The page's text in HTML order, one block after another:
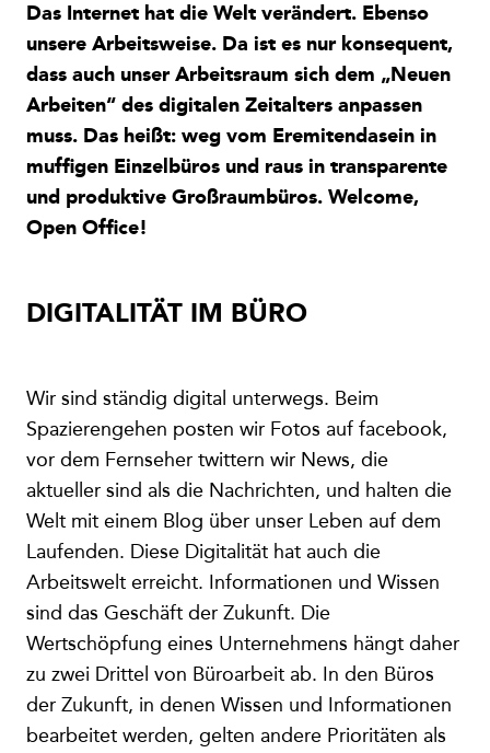
Das Internet hat die Welt verändert. Ebenso
unsere Arbeitsweise. Da ist es nur konsequent,
dass auch unser Arbeitsraum sich dem „Neuen
Arbeiten“ des digitalen Zeitalters anpassen
muss. Das heißt: weg vom Eremitendasein in
muffigen Einzelbüros und raus in transparente
und produktive Großraumbüros. Welcome,
Open Office!
DIGITALITÄT IM BÜRO
Wir sind ständig digital unterwegs. Beim
Spazierengehen posten wir Fotos auf facebook,
vor dem Fernseher twittern wir News, die
aktueller sind als die Nachrichten, und halten die
Welt mit einem Blog über unser Leben auf dem
Laufenden. Diese Digitalität hat auch die
Arbeitswelt erreicht. Informationen und Wissen
sind das Geschäft der Zukunft. Die
Wertschöpfung eines Unternehmens hängt daher
zu zwei Drittel von Büroarbeit ab. In den Büros
der Zukunft, in denen Wissen und Informationen
bearbeitet werden, gelten andere Prioritäten als